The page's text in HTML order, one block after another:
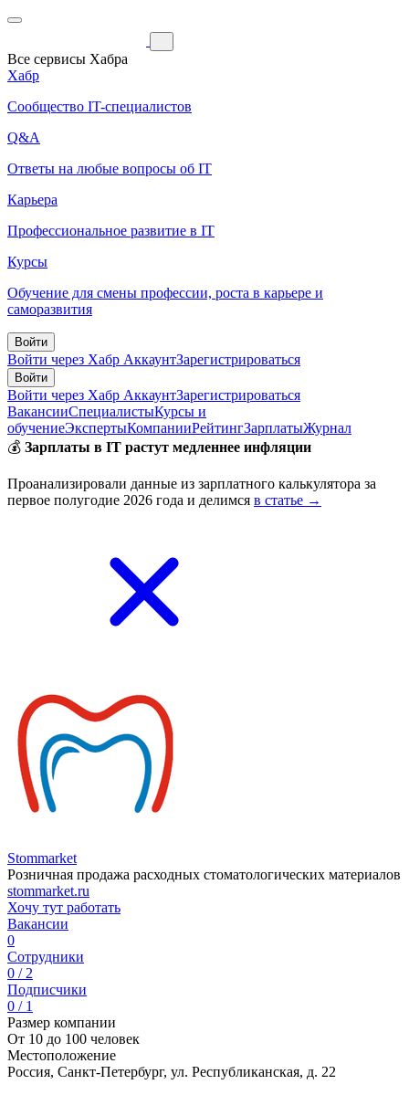
Все сервисы Хабра
Хабр
Сообщество IT-специалистов
Q&A
Ответы на любые вопросы об IT
Карьера
Профессиональное развитие в IT
Курсы
Обучение для смены профессии, роста в карьере и
саморазвития
Войти
Войти через Хабр АккаунтЗарегистрироваться
Войти
Войти через Хабр АккаунтЗарегистрироваться
ВакансииСпециалистыКурсы и
обучениеЭкспертыКомпанииРейтингЗарплатыЖурнал
💰 Зарплаты в IT растут медленнее инфляции
Проанализировали данные из зарплатного калькулятора за
первое полугодие 2026 года и делимся в статье →
Stommarket
Розничная продажа расходных стоматологических материалов
stommarket.ru
Хочу тут работать
Вакансии
0
Сотрудники
0 / 2
Подписчики
0 / 1
Размер компании
От 10 до 100 человек
Местоположение
Россия, Санкт-Петербург, ул. Республиканская, д. 22